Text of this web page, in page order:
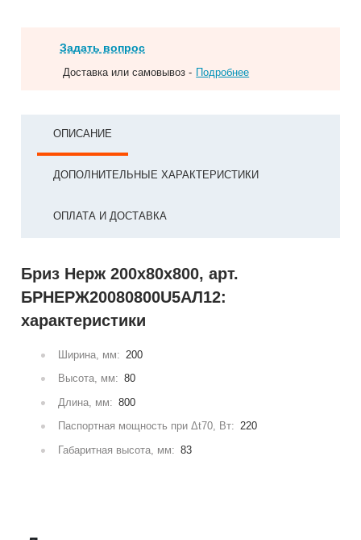
Задать вопрос
Доставка или самовывоз - Подробнее
ОПИСАНИЕ
ДОПОЛНИТЕЛЬНЫЕ ХАРАКТЕРИСТИКИ
ОПЛАТА И ДОСТАВКА
Бриз Нерж 200х80х800, арт.
БРНЕРЖ20080800U5АЛ12:
характеристики
Ширина, мм: 200
Высота, мм: 80
Длина, мм: 800
Паспортная мощность при Δt70, Вт: 220
Габаритная высота, мм: 83